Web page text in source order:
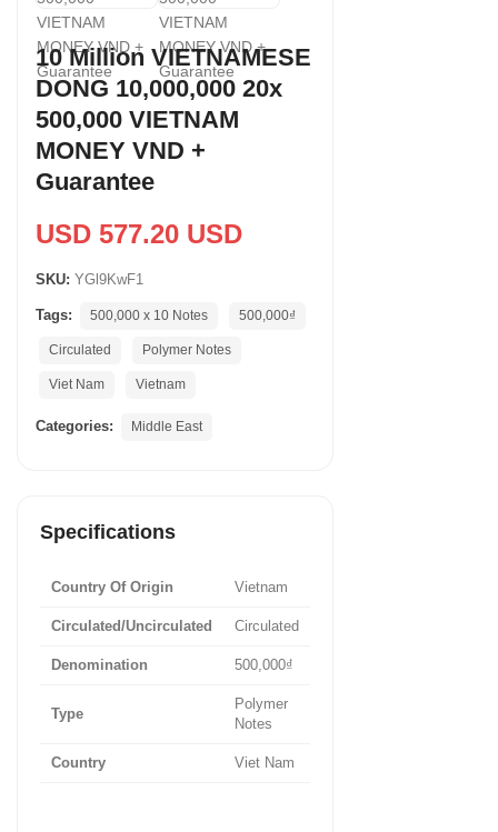
10 Million VIETNAMESE
DONG 10,000,000 20x
500,000 VIETNAM
MONEY VND +
Guarantee
USD 577.20 USD
SKU: YGl9KwF1
Tags: 500,000 x 10 Notes 500,000₫
Circulated Polymer Notes
Viet Nam Vietnam
Categories: Middle East
Specifications
Country Of Origin Vietnam
Circulated/Uncirculated Circulated
Denomination 500,000₫
Type
Polymer
Notes
Country Viet Nam